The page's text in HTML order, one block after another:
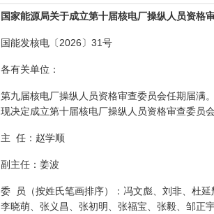
国家能源局关于成立第十届核电厂操纵人员资格
国能发核电〔2026〕31号
各有关单位：
第九届核电厂操纵人员资格审查委员会任期届满
现决定成立第十届核电厂操纵人员资格审查委员
主 任：赵学顺
副主任：姜波
委 员（按姓氏笔画排序）：冯文彪、刘非、杜
李晓萌、张义昌、张初明、张福宝、张毅、邹正